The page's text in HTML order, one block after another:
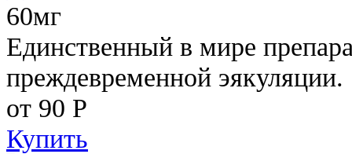
60мг
Единственный в мире
преждевременной эякуляции.
от 90 Р
Купить